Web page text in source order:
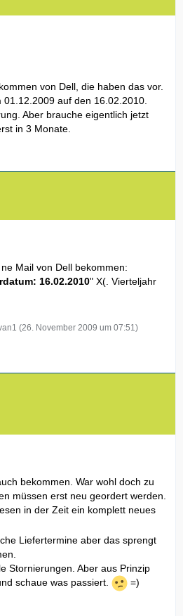
von Dell, die haben das vor.
auf den 16.02.2010.
Aber brauche eigentlich jetzt
in 3 Monate.
Mail von Dell bekommen:
16.02.2010" X(. Vierteljahr
(26. November 2009 um 07:51 )
bekommen. War wohl doch zu
müssen erst neu geordert werden.
in der Zeit ein komplett neues
Liefertermine aber das sprengt
Stornierungen. Aber aus Prinzip
schaue was passiert.
=)